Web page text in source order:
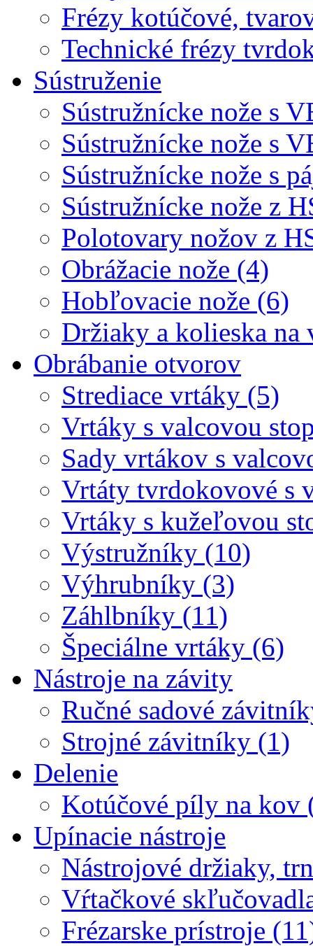
Frézy kotúčové,
Technické frézy
Sústruženie
Sústružnícke nože s
Sústružnícke nože s
Sústružnícke nože s
Sústružnícke nože z
Polotovary nožov z
Obrážacie nože (4)
Hobľovacie nože (6)
Držiaky a kolieska na
Obrábanie otvorov
Strediace vrtáky (5)
Vrtáky s valcovou
Sady vrtákov s
Vrtáty tvrdokovové s
Vrtáky s kužeľovou
Výstružníky (10)
Výhrubníky (3)
Záhlbníky (11)
Špeciálne vrtáky (6)
Nástroje na závity
Ručné sadové
Strojné závitníky (1)
Delenie
Kotúčové píly na kov
Upínacie nástroje
Nástrojové držiaky,
Vŕtačkové
Frézarske prístroje